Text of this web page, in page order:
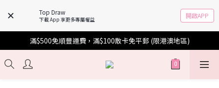
Top Draw
下載 App 享更多專屬權益 開啟APP
滿$500免順豐運費，滿$100散卡免平郵 (限港澳地區)